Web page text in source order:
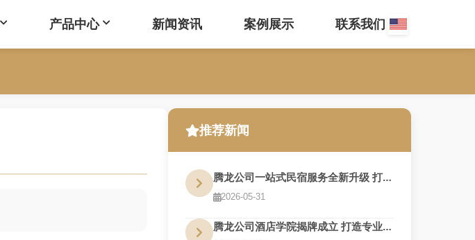
产品中心 新闻资讯 案例展示 联系我们
推荐新闻
腾龙公司一站式民宿服务全新升级 打造旅居新体验
2026-05-31
腾龙公司酒店学院揭牌成立 打造专业人才培养基地